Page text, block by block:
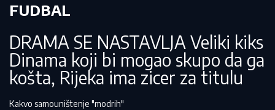
FUDBAL
DRAMA SE NASTAVLJA Veliki kiks
Dinama koji bi mogao skupo da ga
košta, Rijeka ima zicer za titulu
Kakvo samouništenje "modrih"